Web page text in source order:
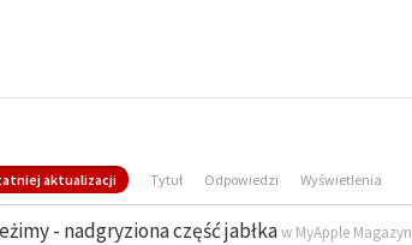
aktualizacji Tytuł Odpowiedzi Wyświetlenia
- nadgryziona część jabłkaw MyApple Magazyn